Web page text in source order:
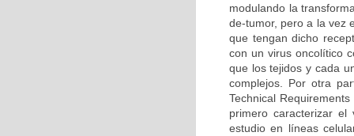
modulando la
de-tumor, pero a la vez
que tengan dicho
con un virus oncolítico
que los tejidos y cada
complejos. Por otra
Technical
primero caracterizar
estudio en líneas